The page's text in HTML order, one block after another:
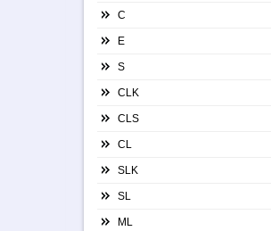
C
E
S
CLK
CLS
CL
SLK
SL
ML